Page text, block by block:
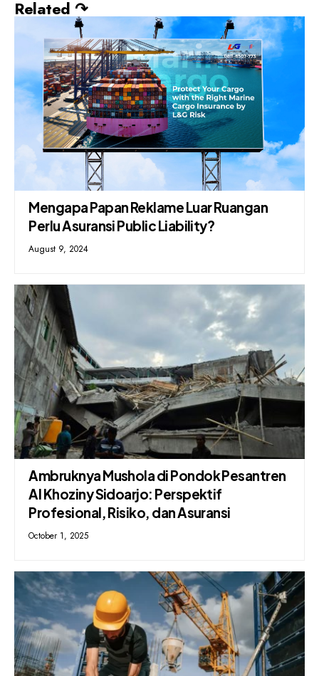
Related ↷
Mengapa Papan Reklame Luar Ruangan
Perlu Asuransi Public Liability?
August 9, 2024
Ambruknya Mushola di Pondok Pesantren
Al Khoziny Sidoarjo: Perspektif
Profesional, Risiko, dan Asuransi
October 1, 2025